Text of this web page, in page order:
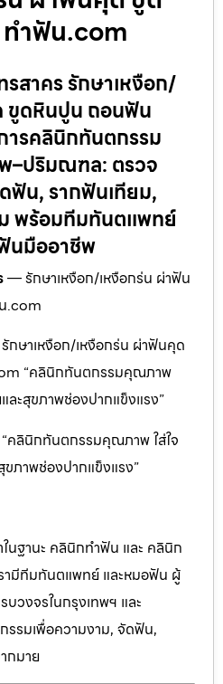
ำฟัน.com
สาคร รักษาเหงือก/
ขูดหินปูน ถอนฟัน
รคลินิกทันตกรรม
–ปริมณฑล: ตรวจ
ฟัน, รากฟันเทียม,
พร้อมทีมทันตแพทย์
นมืออาชีพ
— รักษาเหงือก/เหงือกร่น ผ่าฟัน
.com
ษาเหงือก/เหงือกร่น ผ่าฟันคุด
“คลินิกทันตกรรมคุณภาพ
ะสุขภาพช่องปากแข็งแรง”
คลินิกทันตกรรมคุณภาพ ใส่ใจ
ภาพช่องปากแข็งแรง”
นฐานะ คลินิกทำฟัน และ คลินิก
ามีทีมทันตแพทย์ และหมอฟัน ผู้
วงจรในกรุงเทพฯ และ
รรมเพื่อความงาม, จัดฟัน,
กมาย